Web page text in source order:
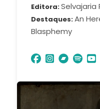
Editora Selvajaria
Destaques An
Blasphemy